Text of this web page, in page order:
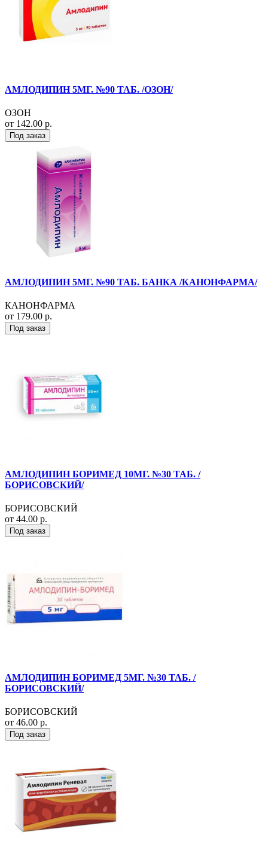
АМЛОДИПИН 5МГ. №90 ТАБ. /ОЗОН/
ОЗОН
от 142.00 р.
Под заказ
АМЛОДИПИН 5МГ. №90 ТАБ. БАНКА /КАНОНФАРМА/
КАНОНФАРМА
от 179.00 р.
Под заказ
АМЛОДИПИН БОРИМЕД 10МГ. №30 ТАБ. /
БОРИСОВСКИЙ/
БОРИСОВСКИЙ
от 44.00 р.
Под заказ
АМЛОДИПИН БОРИМЕД 5МГ. №30 ТАБ. /
БОРИСОВСКИЙ/
БОРИСОВСКИЙ
от 46.00 р.
Под заказ